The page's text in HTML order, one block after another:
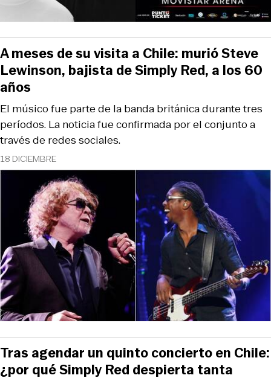
18 DICIEMBRE
El músico fue parte de la banda británica durante tres
períodos. La noticia fue confirmada por el conjunto a
través de redes sociales.
A meses de su visita a Chile: murió Steve
Lewinson, bajista de Simply Red, a los 60
años
Tras agendar un quinto concierto en Chile:
¿por qué Simply Red despierta tanta